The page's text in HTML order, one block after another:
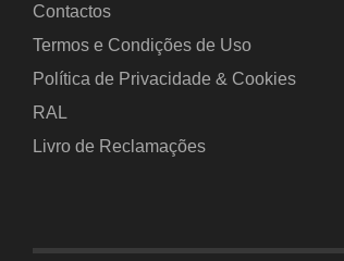
Contactos
Termos e Condições de Uso
Política de Privacidade & Cookies
RAL
Livro de Reclamações